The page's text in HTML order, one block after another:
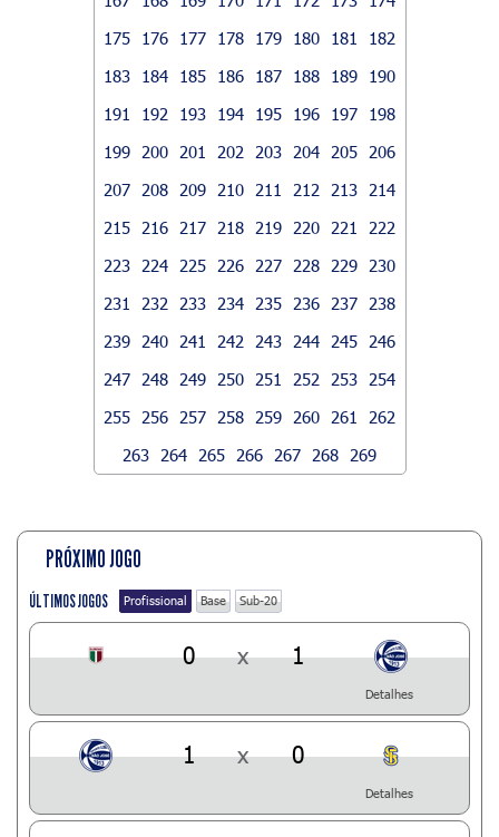
175
176 177 178 179 180 181
182
183
184 185 186 187 188 189
190
191
192 193 194 195 196 197
198
199
200 201 202 203 204 205
206
207
208 209 210 211 212 213
214
215
216 217 218 219 220 221
222
223
224 225 226 227 228 229
230
231
232 233 234 235 236 237
238
239
240 241 242 243 244 245
246
247
248 249 250 251 252 253
254
255
256 257 258 259 260 261
262
263
264 265 266 267 268 269
PRÓXIMO JOGO
ÚLTIMOS JOGOS Profissional Base Sub-20
0 x 1
Detalhes
1 x 0
Detalhes